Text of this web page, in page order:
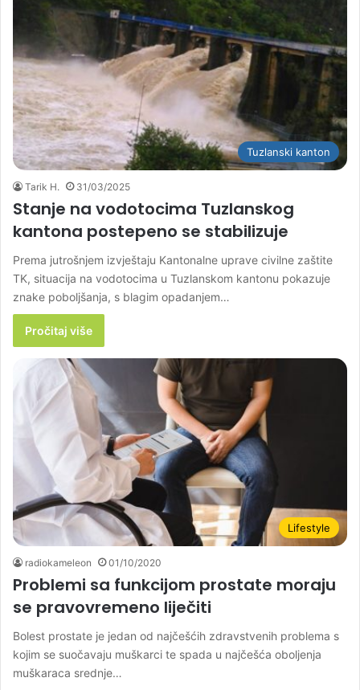
Tuzlanski kanton
Tarik H. 31/03/2025
Stanje na vodotocima Tuzlanskog
kantona postepeno se stabilizuje
Prema jutrošnjem izvještaju Kantonalne uprave civilne zaštite
TK, situacija na vodotocima u Tuzlanskom kantonu pokazuje
znake poboljšanja, s blagim opadanjem…
Pročitaj više
Lifestyle
radiokameleon 01/10/2020
Problemi sa funkcijom prostate moraju
se pravovremeno liječiti
Bolest prostate je jedan od najčešćih zdravstvenih problema s
kojim se suočavaju muškarci te spada u najčešća oboljenja
muškaraca srednje…